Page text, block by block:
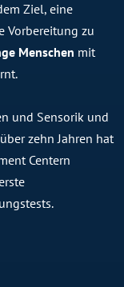
Ziel, eine
Vorbereitung zu
Menschen mit
und Sensorik und
zehn Jahren hat
Centern